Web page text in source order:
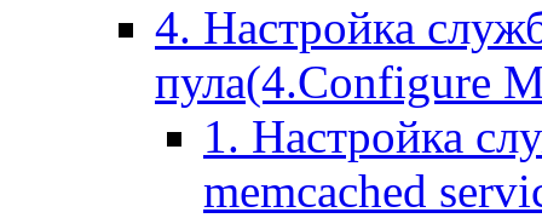
4. Настройка
пула(4.Configure
1. Настройка
memcached